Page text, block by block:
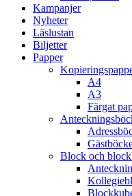
Kampanjer
Nyheter
Läslustan
Biljetter
Papper
A4
A3
Färgat
Block och